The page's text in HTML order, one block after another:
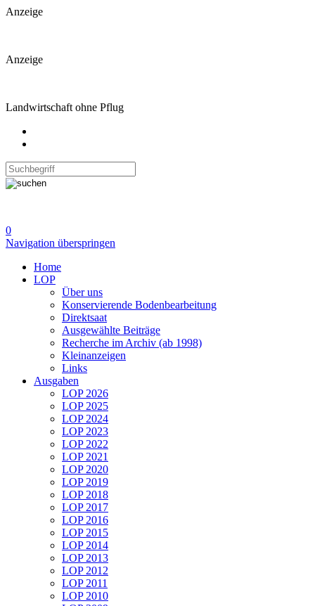
Anzeige
Anzeige
Landwirtschaft ohne Pflug
0
Navigation überspringen
Home
LOP
Über uns
Konservierende Bodenbearbeitung
Direktsaat
Ausgewählte Beiträge
Recherche im Archiv (ab 1998)
Kleinanzeigen
Links
Ausgaben
LOP 2026
LOP 2025
LOP 2024
LOP 2023
LOP 2022
LOP 2021
LOP 2020
LOP 2019
LOP 2018
LOP 2017
LOP 2016
LOP 2015
LOP 2014
LOP 2013
LOP 2012
LOP 2011
LOP 2010